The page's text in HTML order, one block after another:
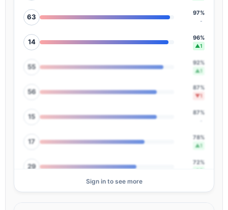
63 97%
-
14 96%
▲1
55 92%
▲1
56 87%
▼1
15 87%
17 78%
▲1
29 72%
▲1
38
Sign in to see more